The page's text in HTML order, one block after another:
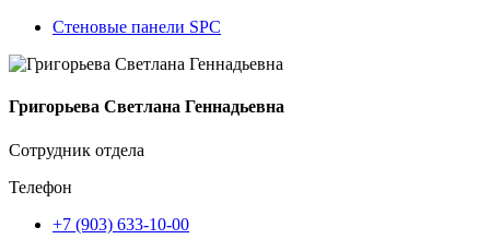
Стеновые панели SPC
Григорьева Светлана Геннадьевна
Сотрудник отдела
Телефон
+7 (903) 633-10-00